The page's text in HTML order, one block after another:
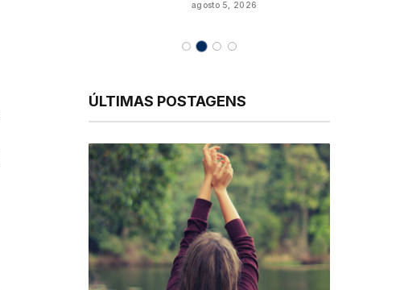
agosto 5, 2026
ÚLTIMAS POSTAGENS